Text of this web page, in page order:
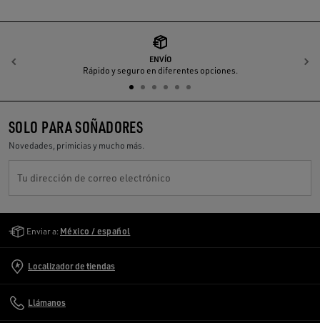
ENVÍO
Rápido y seguro en diferentes opciones.
Anterior
SOLO PARA SOÑADORES
Novedades, primicias y mucho más.
Tu dirección de correo electrónico
Enviar a: México / español
Localizador de tiendas
Llámanos